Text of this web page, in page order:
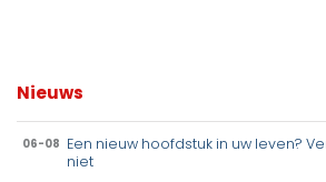
Nieuws
06-08 Een nieuw hoofdstuk in uw leven?
niet